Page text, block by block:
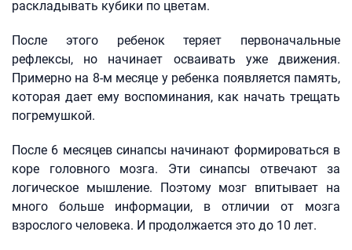
раскладывать кубики по цветам.
После этого ребенок теряет первоначальные
рефлексы, но начинает осваивать уже движения.
Примерно на 8-м месяце у ребенка появляется память,
которая дает ему воспоминания, как начать трещать
погремушкой.
После 6 месяцев синапсы начинают формироваться в
коре головного мозга. Эти синапсы отвечают за
логическое мышление. Поэтому мозг впитывает на
много больше информации, в отличии от мозга
взрослого человека. И продолжается это до 10 лет.